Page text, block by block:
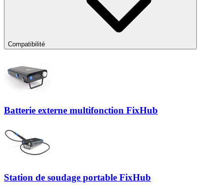
Compatibilité
Batterie externe multifonction FixHub
Station de soudage portable FixHub